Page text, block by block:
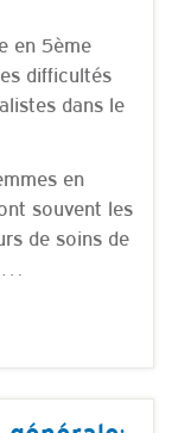
en 5ème
difficultés
dans le
en
souvent les
de soins de